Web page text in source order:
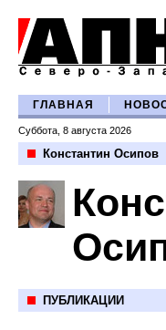
ГЛАВНАЯ
Суббота, 8 августа 2026
Константин Осипов
ПУБЛИКАЦИИ